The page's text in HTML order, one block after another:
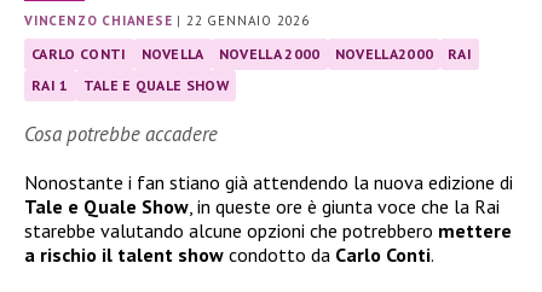
VINCENZO CHIANESE |22 GENNAIO 2026
CARLO CONTI NOVELLA NOVELLA 2000 NOVELLA2000
RAI
RAI 1
TALE E QUALE SHOW
Cosa potrebbe accadere
Nonostante i fan stiano già attendendo la nuova edizione di
Tale e Quale Show , in queste ore è giunta voce che la Rai
starebbe valutando alcune opzioni che potrebbero mettere
a rischio il talent show condotto da Carlo Conti.